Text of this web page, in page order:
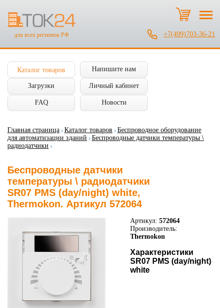
для всех регионов РФ +7(499)703-36-21
Каталог товаров Напишите нам
Загрузки Личный кабинет
FAQ Новости
Главная страница Каталог товаров
Беспроводное оборудование
для автоматизации зданий
Беспроводные датчики температуры \
радиодатчики
Беспроводные датчики
температуры \ радиодатчики
SR07 PMS (day/night) white,
Thermokon. Артикул 572064
Артикул: 572064
Производитель:
Thermokon
Характеристики
SR07 PMS (day/night)
white